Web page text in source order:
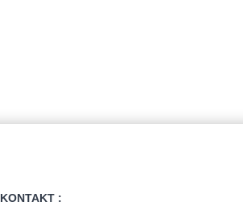
KONTAKT :